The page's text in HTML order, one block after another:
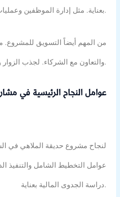
بعناية. مثل إدارة الموظفين وعمليات الصيانة.
من المهم أيضاً التسويق للمشروع.
والتعاون مع الشركاء. لجذب الزوار وزيادة الإيرادات.
عوامل النجاح الرئيسية في
لنجاح مشروع حديقة الملاهي في
عوامل التخطيط الشامل والتنفيذ
دراسة الجدوى المالية بعناية.